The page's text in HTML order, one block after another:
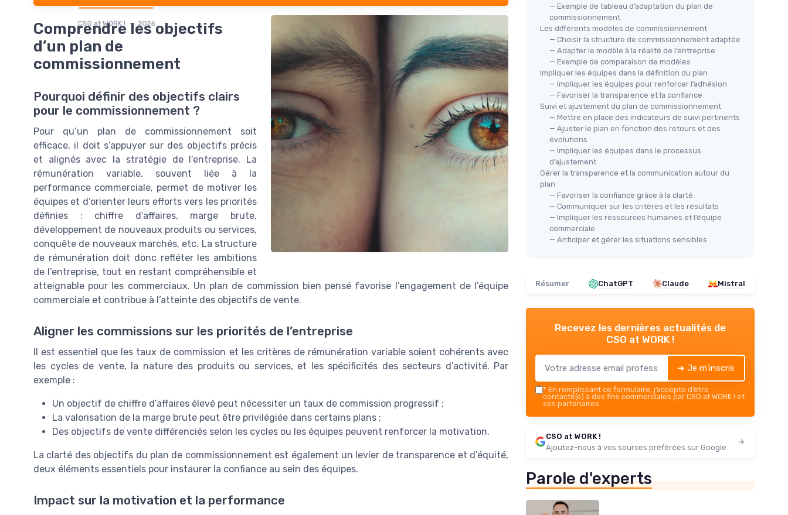
CSO at WORK ! — 2026
Comprendre les objectifs
d’un plan de
commissionnement
Pourquoi définir des objectifs clairs
pour le commissionnement ?
Pour qu’un plan de commissionnement soit
efficace, il doit s’appuyer sur des objectifs précis
et alignés avec la stratégie de l’entreprise. La
rémunération variable, souvent liée à la
performance commerciale, permet de motiver les
équipes et d’orienter leurs efforts vers les priorités
définies : chiffre d’affaires, marge brute,
développement de nouveaux produits ou services,
conquête de nouveaux marchés, etc. La structure
de rémunération doit donc refléter les ambitions
de l’entreprise, tout en restant compréhensible et
atteignable pour les commerciaux. Un plan de commission bien pensé favorise l’engagement de l’équipe
commerciale et contribue à l’atteinte des objectifs de vente.
Aligner les commissions sur les priorités de l’entreprise
Il est essentiel que les taux de commission et les critères de rémunération variable soient cohérents avec
les cycles de vente, la nature des produits ou services, et les spécificités des secteurs d’activité. Par
exemple :
Un objectif de chiffre d’affaires élevé peut nécessiter un taux de commission progressif ;
La valorisation de la marge brute peut être privilégiée dans certains plans ;
Des objectifs de vente différenciés selon les cycles ou les équipes peuvent renforcer la motivation.
La clarté des objectifs du plan de commissionnement est également un levier de transparence et d’équité,
deux éléments essentiels pour instaurer la confiance au sein des équipes.
Impact sur la motivation et la performance
— Exemple de tableau d’adaptation du plan de
commissionnement
Les différents modèles de commissionnement
— Choisir la structure de commissionnement adaptée
— Adapter le modèle à la réalité de l’entreprise
— Exemple de comparaison de modèles
Impliquer les équipes dans la définition du plan
— Impliquer les équipes pour renforcer l’adhésion
— Favoriser la transparence et la confiance
Suivi et ajustement du plan de commissionnement
— Mettre en place des indicateurs de suivi pertinents
— Ajuster le plan en fonction des retours et des
évolutions
— Impliquer les équipes dans le processus
d’ajustement
Gérer la transparence et la communication autour du
plan
— Favoriser la confiance grâce à la clarté
— Communiquer sur les critères et les résultats
— Impliquer les ressources humaines et l’équipe
commerciale
— Anticiper et gérer les situations sensibles
Résumer ChatGPT Claude Mistral
Recevez les dernières actualités de
CSO at WORK !
➔ Je m'inscris
* En remplissant ce formulaire, j’accepte d’être
contacté(e) à des fins commerciales par CSO at WORK ! et
ses partenaires.
CSO at WORK !
Ajoutez-nous à vos sources préférées sur Google
Parole d'experts